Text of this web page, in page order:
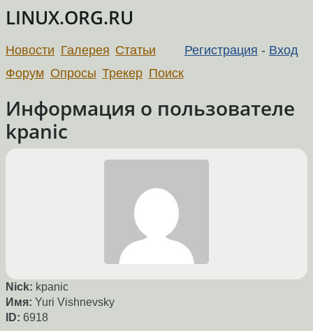
LINUX.ORG.RU
Регистрация - Вход
Новости Галерея Статьи
Форум Опросы Трекер Поиск
Информация о пользователе
kpanic
Nick: kpanic
Имя: Yuri Vishnevsky
ID: 6918